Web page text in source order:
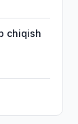
chiqish